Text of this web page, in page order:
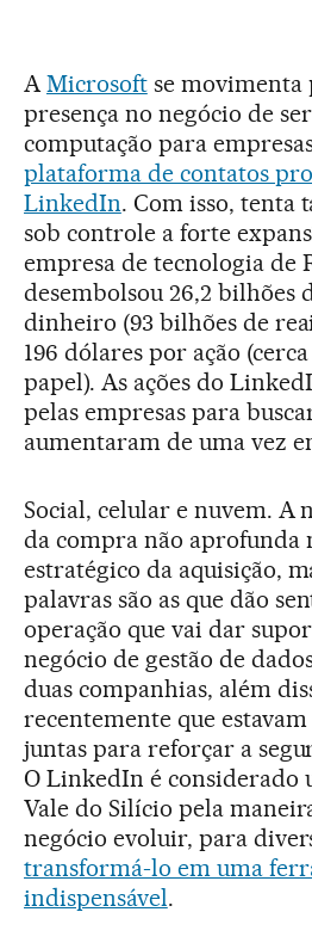
AMicrosoftse movimenta
presença no negócio de
computação para
plataforma de contatos
LinkedIn. Com isso, tenta
sob controle a forte
empresa de tecnologia de
desembolsou 26,2 bilhões
dinheiro (93 bilhões de
196 dólares por ação
papel). As ações do
pelas empresas para
aumentaram de uma vez
Social, celular e nuvem. A
da compra não aprofunda
estratégico da aquisição,
palavras são as que dão
operação que vai dar
negócio de gestão de
duas companhias, além
recentemente que
juntas para reforçar a
O LinkedIn é considerado
Vale do Silício pela
negócio evoluir, para
transformá-lo em uma
indispensável.